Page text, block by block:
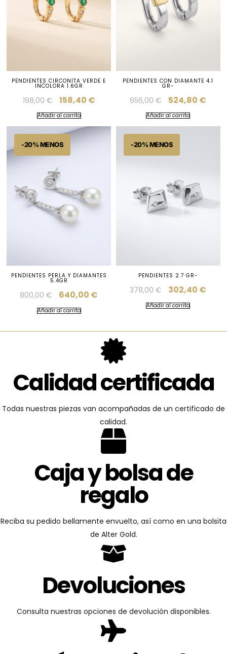
PENDIENTES CIRCONITA VERDE E
INCOLORA 1.6GR
198,00 € 158,40 €
Añadir al carrito
PENDIENTES CON DIAMANTE 4.1
GR-
656,00€ 524,80 €
Añadir al carrito
PENDIENTES PERLA Y DIAMANTES
5.4GR
800,00€ 640,00 €
Añadir al carrito
PENDIENTES 2.7 GR-
378,00€ 302,40 €
Añadir al carrito
Calidad certificada
Todas nuestras piezas van acompañadas de un certificado de
calidad.
Caja y bolsa de
regalo
Reciba su pedido bellamente envuelto, así como en una bolsita
de Alter Gold.
Devoluciones
Consulta nuestras opciones de devolución disponibles.